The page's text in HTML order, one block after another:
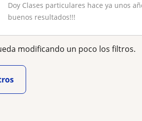
Doy Clases particulares hace ya unos
buenos resultados!!!
modificando un poco los filtros.